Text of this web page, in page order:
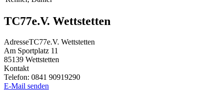
TC77e.V. Wettstetten
AdresseTC77e.V. Wettstetten
Am Sportplatz 11
85139 Wettstetten
Kontakt
Telefon: 0841 90919290
E-Mail senden